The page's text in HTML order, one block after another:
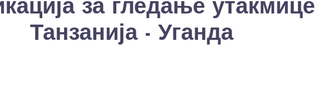
за гледање утакмице
Танзанија - Уганда